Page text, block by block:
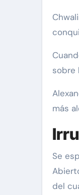
sobre
más
Se
del